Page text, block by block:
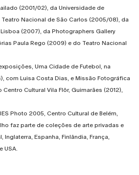
(2001/02), da Universidade de
Nacional de São Carlos (2005/08), da
(2007), da Photographers Gallery
Paula Rego (2009) e do Teatro Nacional
Uma Cidade de Futebol, na
com Luisa Costa Dias, e Missão Fotográfica
Cultural Vila Flôr, Guimarães (2012),
Photo 2005, Centro Cultural de Belém,
faz parte de coleções de arte privadas e
Espanha, Finlândia, França,
USA.